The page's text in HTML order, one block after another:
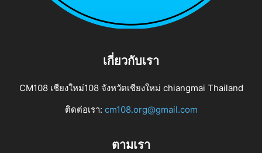
เกี่ยวกับเรา
CM108 เชียงใหม่108 จังหวัดเชียงใหม่ chiangmai Thailand
ติดต่อเรา: cm108.org@gmail.com
ตามเรา